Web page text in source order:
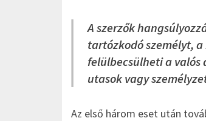
A szerzők
tartózkodó személyt,
felülbecsülheti a
utasok vagy
Az első három eset után